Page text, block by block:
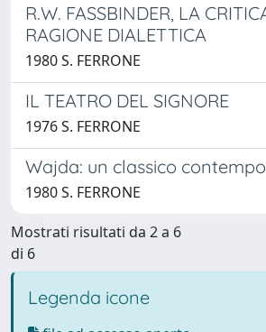
R.W. FASSBINDER, LA
RAGIONE DIALETTICA
1980 S. FERRONE
IL TEATRO DEL SIGNORE
1976 S. FERRONE
Wajda: un classico
1980 S. FERRONE
Mostrati risultati da 2 a 6
di 6
Legenda icone